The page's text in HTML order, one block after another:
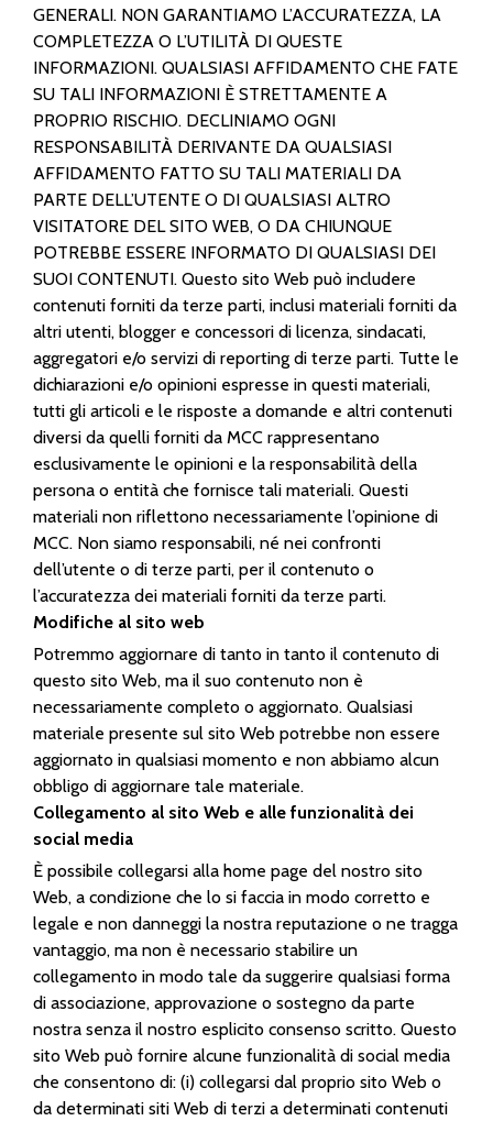
GENERALI. NON GARANTIAMO L’ACCURATEZZA, LA
COMPLETEZZA O L’UTILITÀ DI QUESTE
INFORMAZIONI. QUALSIASI AFFIDAMENTO CHE FATE
SU TALI INFORMAZIONI È STRETTAMENTE A
PROPRIO RISCHIO. DECLINIAMO OGNI
RESPONSABILITÀ DERIVANTE DA QUALSIASI
AFFIDAMENTO FATTO SU TALI MATERIALI DA
PARTE DELL’UTENTE O DI QUALSIASI ALTRO
VISITATORE DEL SITO WEB, O DA CHIUNQUE
POTREBBE ESSERE INFORMATO DI QUALSIASI DEI
SUOI CONTENUTI. Questo sito Web può includere
contenuti forniti da terze parti, inclusi materiali forniti da
altri utenti, blogger e concessori di licenza, sindacati,
aggregatori e/o servizi di reporting di terze parti. Tutte le
dichiarazioni e/o opinioni espresse in questi materiali,
tutti gli articoli e le risposte a domande e altri contenuti
diversi da quelli forniti da MCC rappresentano
esclusivamente le opinioni e la responsabilità della
persona o entità che fornisce tali materiali. Questi
materiali non riflettono necessariamente l’opinione di
MCC. Non siamo responsabili, né nei confronti
dell’utente o di terze parti, per il contenuto o
l’accuratezza dei materiali forniti da terze parti.
Modifiche al sito web
Potremmo aggiornare di tanto in tanto il contenuto di
questo sito Web, ma il suo contenuto non è
necessariamente completo o aggiornato. Qualsiasi
materiale presente sul sito Web potrebbe non essere
aggiornato in qualsiasi momento e non abbiamo alcun
obbligo di aggiornare tale materiale.
Collegamento al sito Web e alle funzionalità dei
social media
È possibile collegarsi alla home page del nostro sito
Web, a condizione che lo si faccia in modo corretto e
legale e non danneggi la nostra reputazione o ne tragga
vantaggio, ma non è necessario stabilire un
collegamento in modo tale da suggerire qualsiasi forma
di associazione, approvazione o sostegno da parte
nostra senza il nostro esplicito consenso scritto. Questo
sito Web può fornire alcune funzionalità di social media
che consentono di: (i) collegarsi dal proprio sito Web o
da determinati siti Web di terzi a determinati contenuti